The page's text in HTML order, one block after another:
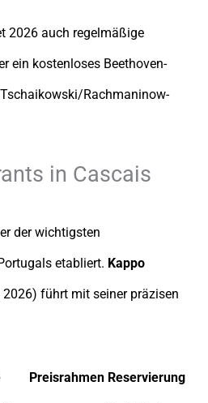
2026 auch regelmäßige
ein kostenloses Beethoven-
Rachmaninow-
in Cascais
der wichtigsten
etabliert. Kappo
2026) führt mit seiner präzisen
Preisrahmen Reservierung